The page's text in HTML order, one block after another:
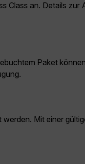
Class an. Details zur
Paket
Mit einer